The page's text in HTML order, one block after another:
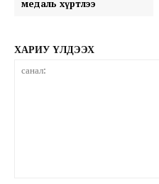
медаль хүртлээ
ХАРИУ ҮЛДЭЭХ